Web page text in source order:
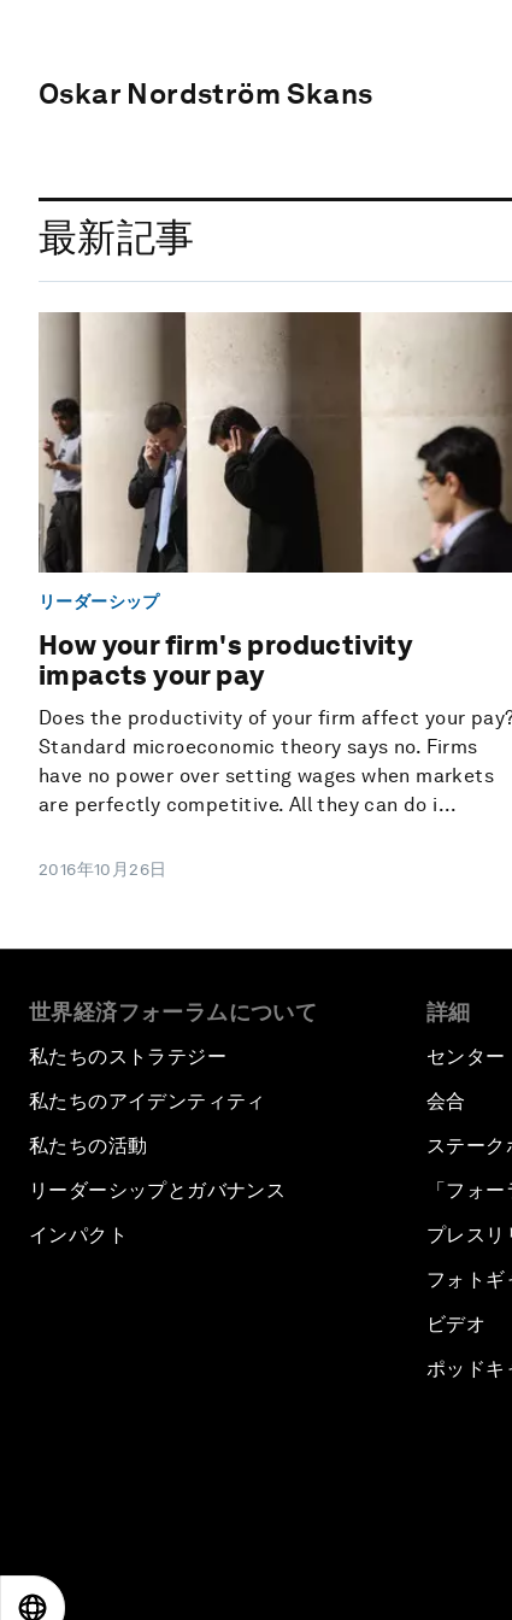
Oskar Nordström Skans
最新記事
リーダーシップ
How your firm's productivity
impacts your pay
Does the productivity of your firm affect your
Standard microeconomic theory says no. Firms
have no power over setting wages when markets
are perfectly competitive. All they can do i...
2016年10月26日
世界経済フォーラムについて
私たちのストラテジー
私たちのアイデンティティ
私たちの活動
リーダーシップとガバナンス
インパクト
詳細
センター
会合
ステーク
「フォ
プレスリ
フォトギ
ビデオ
ポッドキ